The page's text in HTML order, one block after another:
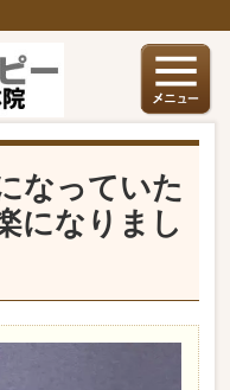
なっていた
になりまし